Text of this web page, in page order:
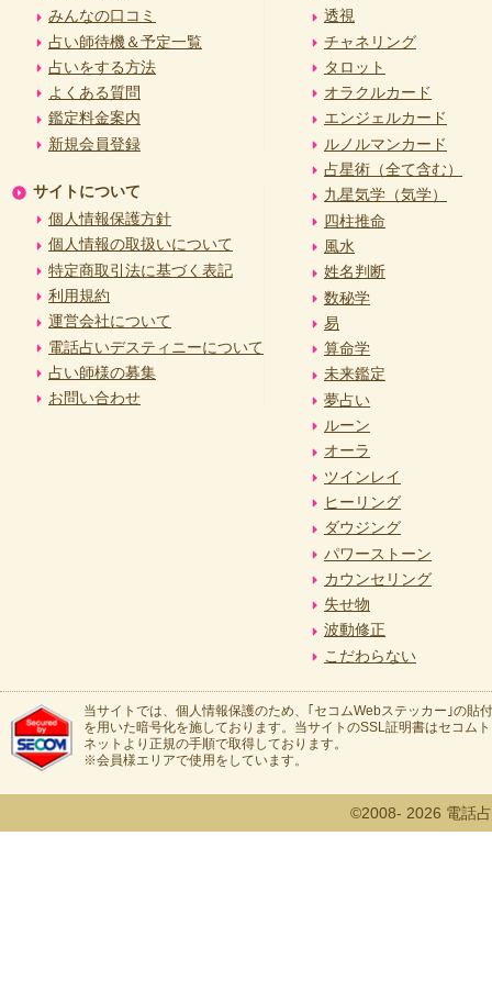
みんなの口コミ
占い師待機＆予定一覧
占いをする方法
よくある質問
鑑定料金案内
新規会員登録
サイトについて
個人情報保護方針
個人情報の取扱いについて
特定商取引法に基づく表記
利用規約
運営会社について
電話占いデスティニーについて
占い師様の募集
お問い合わせ
透視
チャネリング
タロット
オラクルカード
エンジェルカード
ルノルマンカード
占星術（全て含む）
九星気学（気学）
四柱推命
風水
姓名判断
数秘学
易
算命学
未来鑑定
夢占い
ルーン
オーラ
ツインレイ
ヒーリング
ダウジング
パワーストーン
カウンセリング
失せ物
波動修正
こだわらない
当サイトでは、個人情報保護のため、｢セコムWebステッカー｣の貼
を用いた暗号化を施しております。当サイトのSSL証明書はセコム
ネットより正規の手順で取得しております。
※会員様エリアで使用をしています。
©2008- 2026 電話